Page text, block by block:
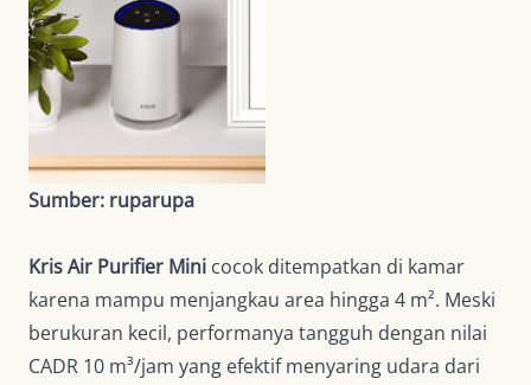
Sumber: ruparupa
Kris Air Purifier Mini cocok ditempatkan di kamar
karena mampu menjangkau area hingga 4 m². Meski
berukuran kecil, performanya tangguh dengan nilai
CADR 10 m³/jam yang efektif menyaring udara dari